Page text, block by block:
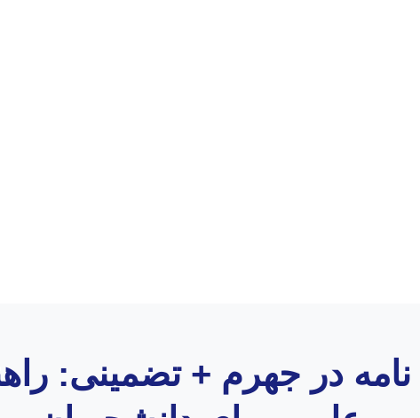
نامه در جهرم + تضمینی: